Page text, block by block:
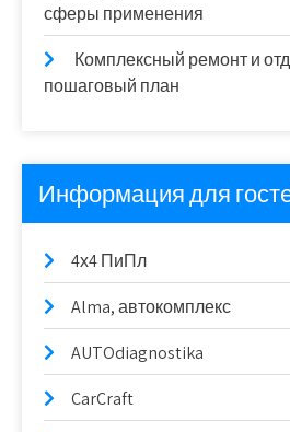
сферы применения
Комплексный ремонт и
пошаговый план
Информация для
4х4 ПиПл
Alma, автокомплекс
AUTOdiagnostika
CarCraft